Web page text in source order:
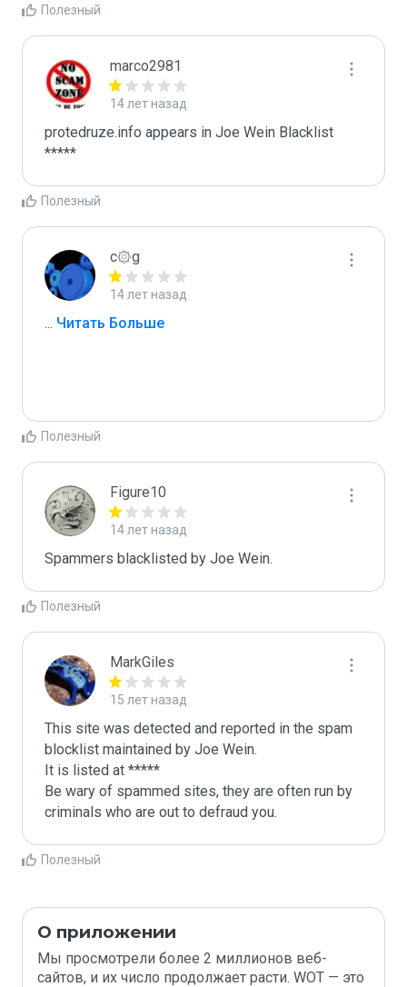
Полезный
marco2981
14 лет назад
protedruze.info appears in Joe Wein Blacklist
*****
Полезный
c۞g
14 лет назад
... Читать Больше
Полезный
Figure10
14 лет назад
Spammers blacklisted by Joe Wein.
Полезный
MarkGiles
15 лет назад
This site was detected and reported in the spam
blocklist maintained by Joe Wein.
It is listed at *****
Be wary of spammed sites, they are often run by
criminals who are out to defraud you.
Полезный
О приложении
Мы просмотрели более 2 миллионов веб-
сайтов, и их число продолжает расти. WOT — это